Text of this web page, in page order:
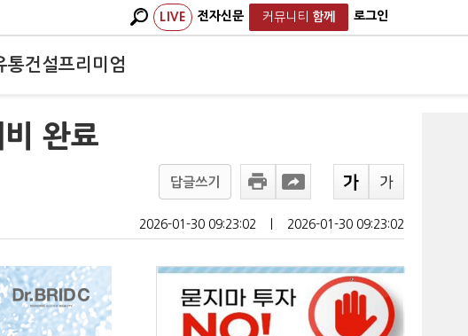
LIVE 전자신문 커뮤니티 함께 로그인
통건설프리미엄
완료
답글쓰기
2026-01-30 09:23:02 2026-01-30 09:23:02